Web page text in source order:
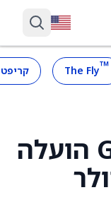
™
The Fly
GlobalFoundries הועלה
מ-40 דולר